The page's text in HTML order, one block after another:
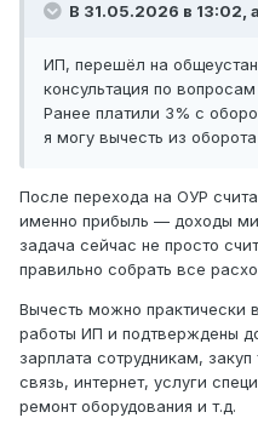
В 31.05.2026 в 13:02,
ИП, перешёл на
консультация по
Ранее платили 3% с
я могу вычесть из
После перехода на ОУР
именно прибыль — доходы
задача сейчас не просто
правильно собрать все
Вычесть можно практически
работы ИП и подтверждены
зарплата сотрудникам,
связь, интернет, услуги
ремонт оборудования и т.д.